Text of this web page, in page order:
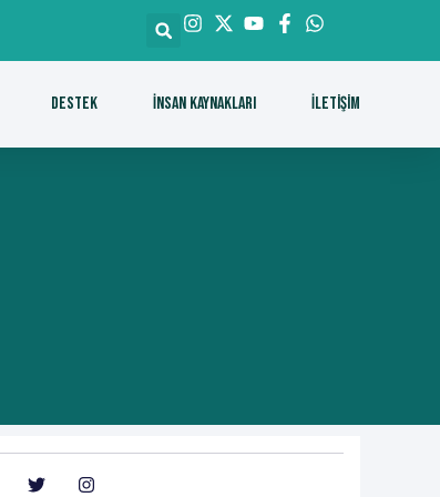
DESTEK İnsan Kaynakları İletişim